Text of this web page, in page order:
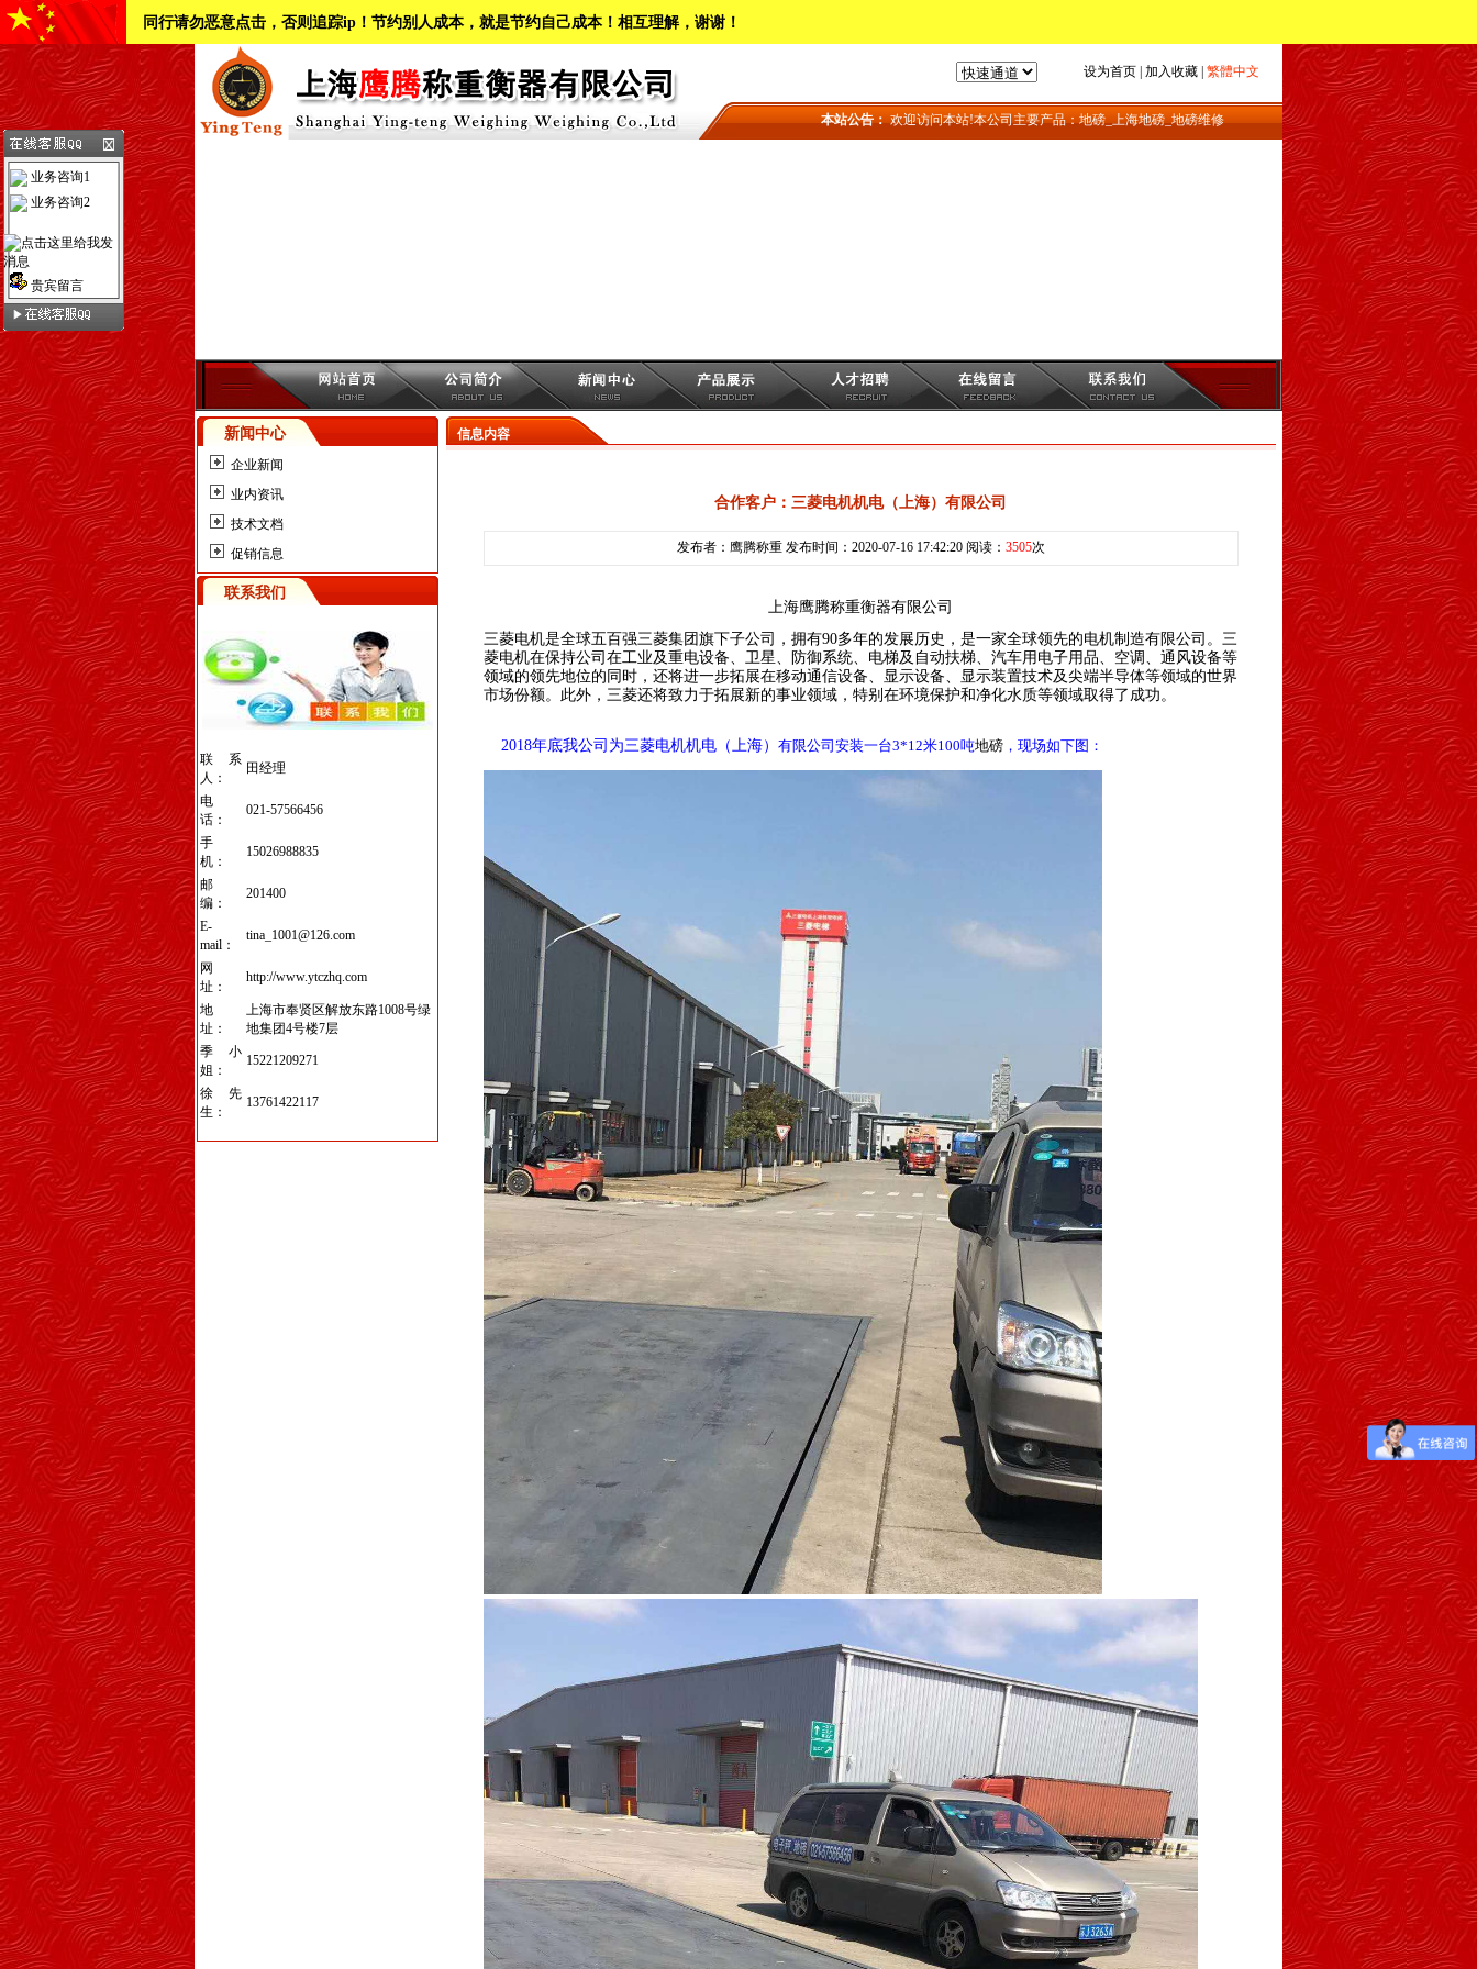
同行请勿恶意点击，否则追踪ip！节约别人成本，就是节约自己成本！相互理解，谢谢！
设为首页| 加入收藏| 繁體中文
本站公告： 欢迎访问本站!本公司主要产品：地磅_上海地磅_地磅维修
新闻中心
企业新闻
业内资讯
技术文档
促销信息
联系我们
联系
人：
田经理
电
话：
021-57566456
手
机：
15026988835
邮
编：
201400
E-
mail：
tina_1001@126.com
网
址：
http://www.ytczhq.com
地
址：
上海市奉贤区解放东路1008号绿
地集团4号楼7层
季小
姐：
15221209271
徐先
生：
13761422117
信息内容
合作客户：三菱电机机电（上海）有限公司
发布者：鹰腾称重 发布时间：2020-07-16 17:42:20 阅读： 3505次
上海鹰腾称重衡器有限公司
三菱电机是全球五百强三菱集团旗下子公司，拥有90多年的发展历史，是一家全球领先的电机制造有限公司。三
菱电机在保持公司在工业及重电设备、卫星、防御系统、电梯及自动扶梯、汽车用电子用品、空调、通风设备等
领域的领先地位的同时，还将进一步拓展在移动通信设备、显示设备、显示装置技术及尖端半导体等领域的世界
市场份额。此外，三菱还将致力于拓展新的事业领域，特别在环境保护和净化水质等领域取得了成功。
2018年底我公司为三菱电机机电（上海） 有限公司安装一台3*12米100吨地磅，现场如下图：
业务咨询1
业务咨询2
贵宾留言